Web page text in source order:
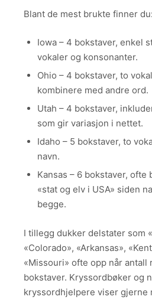
Blant de mest brukte finner du:
Iowa – 4 bokstaver, enkel
vokaler og konsonanter.
Ohio – 4 bokstaver, to
kombinere med andre ord.
Utah – 4 bokstaver,
som gir variasjon i nettet.
Idaho – 5 bokstaver, to
navn.
Kansas – 6 bokstaver, ofte
«stat og elv i USA» siden
begge.
I tillegg dukker delstater som
«Colorado», «Arkansas»,
«Missouri» ofte opp når antall
bokstaver. Kryssordbøker og
kryssordhjelpere viser gjerne